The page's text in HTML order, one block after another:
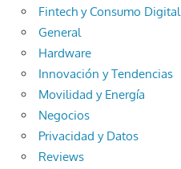
Fintech y Consumo Digital
General
Hardware
Innovación y Tendencias
Movilidad y Energía
Negocios
Privacidad y Datos
Reviews